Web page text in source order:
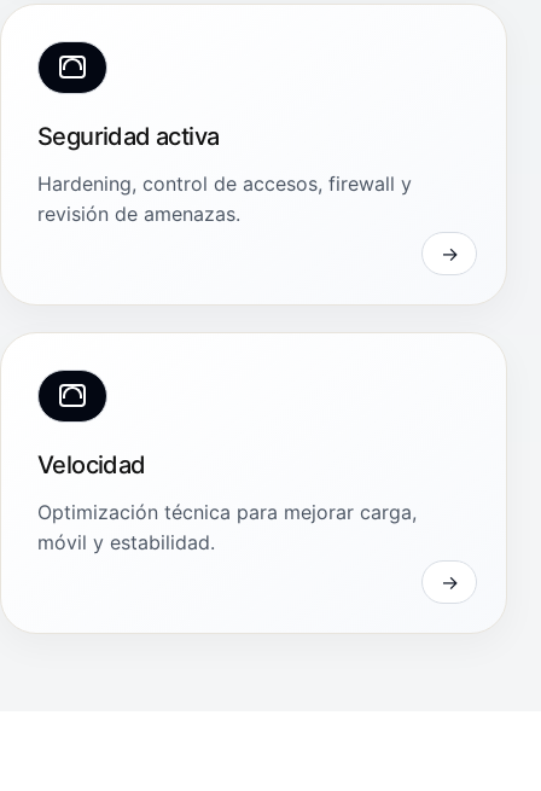
Seguridad activa
Hardening, control de accesos, firewall y
revisión de amenazas.
Velocidad
Optimización técnica para mejorar carga,
móvil y estabilidad.